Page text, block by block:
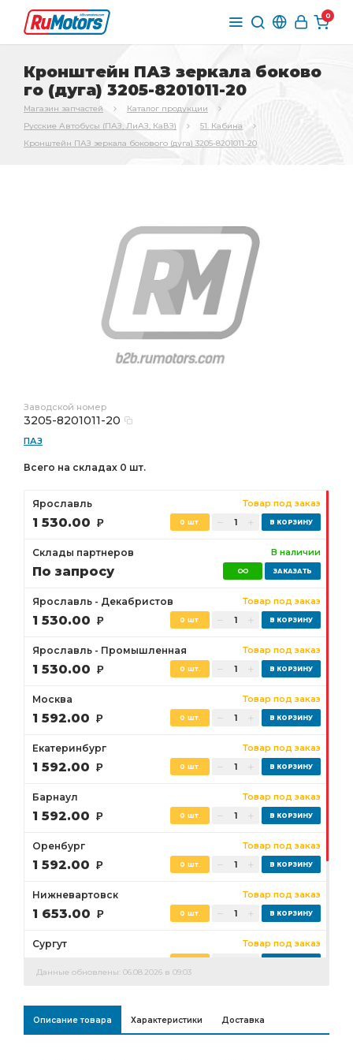
0
Кронштейн ПАЗ зеркала боково
го (дуга) 3205-8201011-20
Магазин запчастей
Каталог продукции
Русские Автобусы (ПАЗ, ЛиАЗ, КаВЗ)
51. Кабина
Кронштейн ПАЗ зеркала бокового (дуга) 3205-8201011-20
Заводской номер
3205-8201011-20
ПАЗ
Всего на складах 0 шт.
Ярославль Товар под заказ
1 530.00 Р 0 шт.
Склады партнеров В наличии
По запросу
Ярославль - Декабристов Товар под заказ
1 530.00 Р 0 шт.
Ярославль - Промышленная Товар под заказ
1 530.00 Р 0 шт.
Москва Товар под заказ
1 592.00 Р 0 шт.
Екатеринбург Товар под заказ
1 592.00 Р 0 шт.
Барнаул Товар под заказ
1 592.00 Р 0 шт.
Оренбург Товар под заказ
1 592.00 Р 0 шт.
Нижневартовск Товар под заказ
1 653.00 Р 0 шт.
Сургут Товар под заказ
Данные обновлены: 06.08.2026 в 09:03
Описание товара Характеристики Доставка